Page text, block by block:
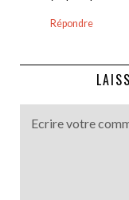
Répondre